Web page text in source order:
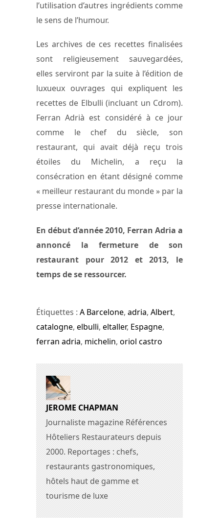
l’utilisation d’autres ingrédients comme
le sens de l’humour.
Les archives de ces recettes finalisées
sont religieusement sauvegardées,
elles serviront par la suite à l’édition de
luxueux ouvrages qui expliquent les
recettes de Elbulli (incluant un Cdrom).
Ferran Adrià est considéré à ce jour
comme le chef du siècle, son
restaurant, qui avait déjà reçu trois
étoiles du Michelin, a reçu la
consécration en étant désigné comme
« meilleur restaurant du monde » par la
presse internationale.
En début d’année 2010, Ferran Adria a
annoncé la fermeture de son
restaurant pour 2012 et 2013, le
temps de se ressourcer.
Étiquettes : A Barcelone, adria, Albert,
catalogne, elbulli, eltaller, Espagne,
ferran adria, michelin, oriol castro
JEROME CHAPMAN
Journaliste magazine Références
Hôteliers Restaurateurs depuis
2000. Reportages : chefs,
restaurants gastronomiques,
hôtels haut de gamme et
tourisme de luxe